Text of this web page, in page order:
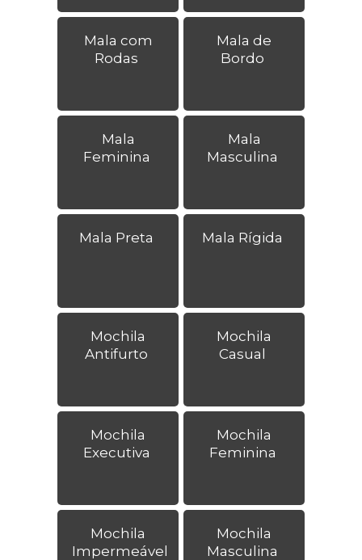
Mala com
Rodas
Mala de
Bordo
Mala
Feminina
Mala
Masculina
Mala Preta Mala Rígida
Mochila
Antifurto
Mochila
Casual
Mochila
Executiva
Mochila
Feminina
Mochila
Impermeável
Mochila
Masculina